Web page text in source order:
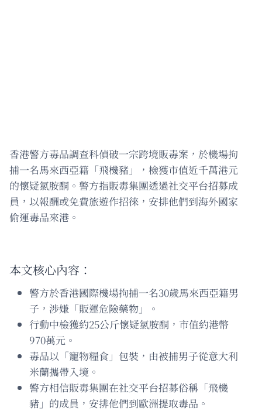
香港警方毒品調查科偵破一宗跨境販毒案，於機場拘
捕一名馬來西亞籍「飛機豬」，檢獲市值近千萬港元
的懷疑氯胺酮。警方指販毒集團透過社交平台招募成
員，以報酬或免費旅遊作招徠，安排他們到海外國家
偷運毒品來港。
本文核心內容：
警方於香港國際機場拘捕一名30歲馬來西亞籍男
子，涉嫌「販運危險藥物」。
行動中檢獲約25公斤懷疑氯胺酮，市值約港幣
970萬元。
毒品以「寵物糧食」包裝，由被捕男子從意大利
米蘭攜帶入境。
警方相信販毒集團在社交平台招募俗稱「飛機
豬」的成員，安排他們到歐洲提取毒品。